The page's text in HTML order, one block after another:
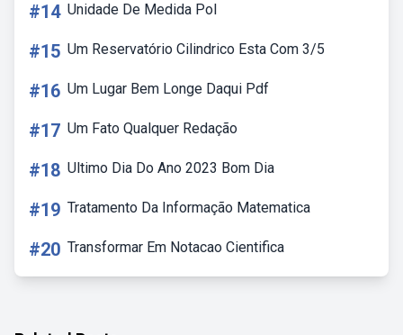
#14 Unidade De Medida Pol
#15 Um Reservatório Cilindrico Esta Com 3/5
#16 Um Lugar Bem Longe Daqui Pdf
#17 Um Fato Qualquer Redação
#18 Ultimo Dia Do Ano 2023 Bom Dia
#19 Tratamento Da Informação Matematica
#20 Transformar Em Notacao Cientifica